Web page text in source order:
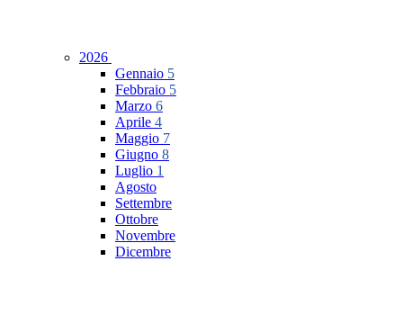
2026
Gennaio 5
Febbraio 5
Marzo 6
Aprile 4
Maggio 7
Giugno 8
Luglio 1
Agosto
Settembre
Ottobre
Novembre
Dicembre